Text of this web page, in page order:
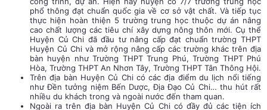
phổ thông đạt chuẩn quốc gia về cơ sở vật chất. Và tiếp tục
thực hiện hoàn thiện 5 trường trung học thuộc dự án nâng
cao chất lượng các tiêu chí xây dựng nông thôn mới. Cụ thể
Huyện Củ Chi đã đầu tư nâng cấp đạt chuẩn trường THPT
Huyện Củ Chi và mở rộng nâng cấp các trường khác trên địa
bàn huyện như Trường THPT Trung Phú, Trường THPT Phú
Hòa, Trường THPT An Nhơn Tây, Trường THPT Tân Thông Hội.
Trên địa bàn Huyện Củ Chi có các địa điểm du lịch nổi tiếng
như Đền tưởng niệm Bến Dược, Địa Đạo Củ Chi… thu hút rất
nhiều du khách trong và ngoài nước đến tham quan.
Ngoài ra trên địa bàn Huyện Củ Chi có đầy đủ các tiện ích